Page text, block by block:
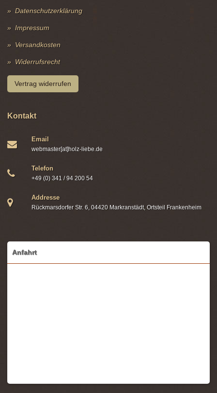
Datenschutzerklärung
Impressum
Versandkosten
Widerrufsrecht
Vertrag widerrufen
Kontakt
Email
webmaster[at]holz-liebe.de
Telefon
+49 (0) 341 / 94 200 54
Addresse
Rückmarsdorfer Str. 6, 04420 Markranstädt, Ortsteil Frankenheim
Anfahrt